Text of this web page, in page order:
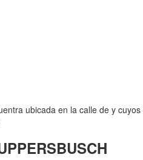
ubicada en la calle de y